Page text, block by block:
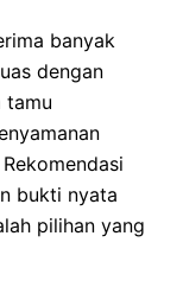
banyak
dengan
tamu
bukti nyata
pilihan yang